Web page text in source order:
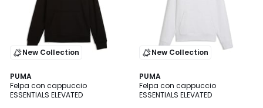
New Collection
PUMA
Felpa con cappuccio
ESSENTIALS ELEVATED
New Collection
PUMA
Felpa con cappuccio
ESSENTIALS ELEVATED